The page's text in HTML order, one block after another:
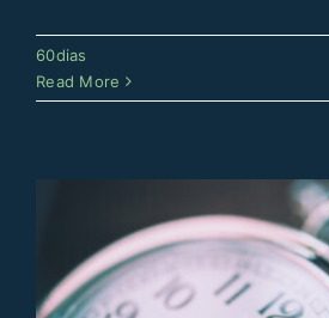
60dias
Read More
60dias en 2021: